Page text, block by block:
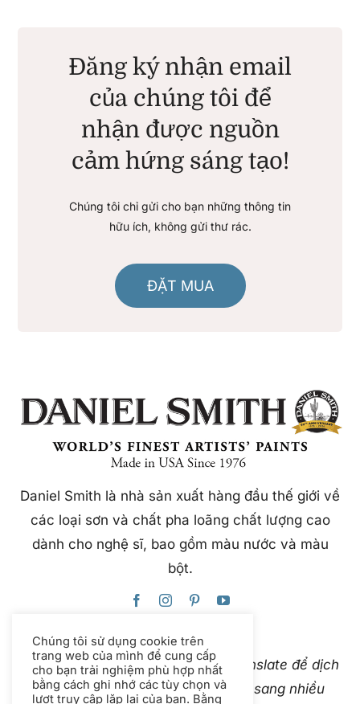
Đăng ký nhận email
của chúng tôi để
nhận được nguồn
cảm hứng sáng tạo!
Chúng tôi chỉ gửi cho bạn những thông tin
hữu ích, không gửi thư rác.
ĐẶT MUA
Daniel Smith là nhà sản xuất hàng đầu thế giới về
các loại sơn và chất pha loãng chất lượng cao
dành cho nghệ sĩ, bao gồm màu nước và màu
bột.
Trang web này sử dụng Google Translate để dịch
nội dung ngay lập tức và tự động sang nhiều
Chúng tôi sử dụng cookie trên
trang web của mình để cung cấp
cho bạn trải nghiệm phù hợp nhất
bằng cách ghi nhớ các tùy chọn và
lượt truy cập lặp lại của bạn. Bằng